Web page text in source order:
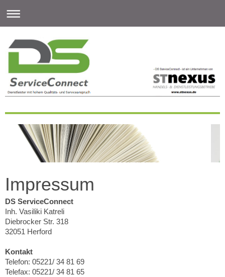
Impressum
DS ServiceConnect
Inh. Vasiliki Katreli
Diebrocker Str. 318
32051 Herford
Kontakt
Telefon: 05221/ 34 81 69
Telefax: 05221/ 34 81 65